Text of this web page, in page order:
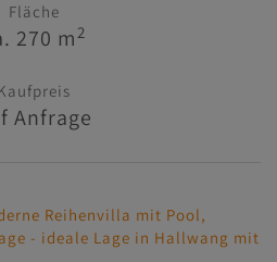
Fläche
270 m 2
Anfrage